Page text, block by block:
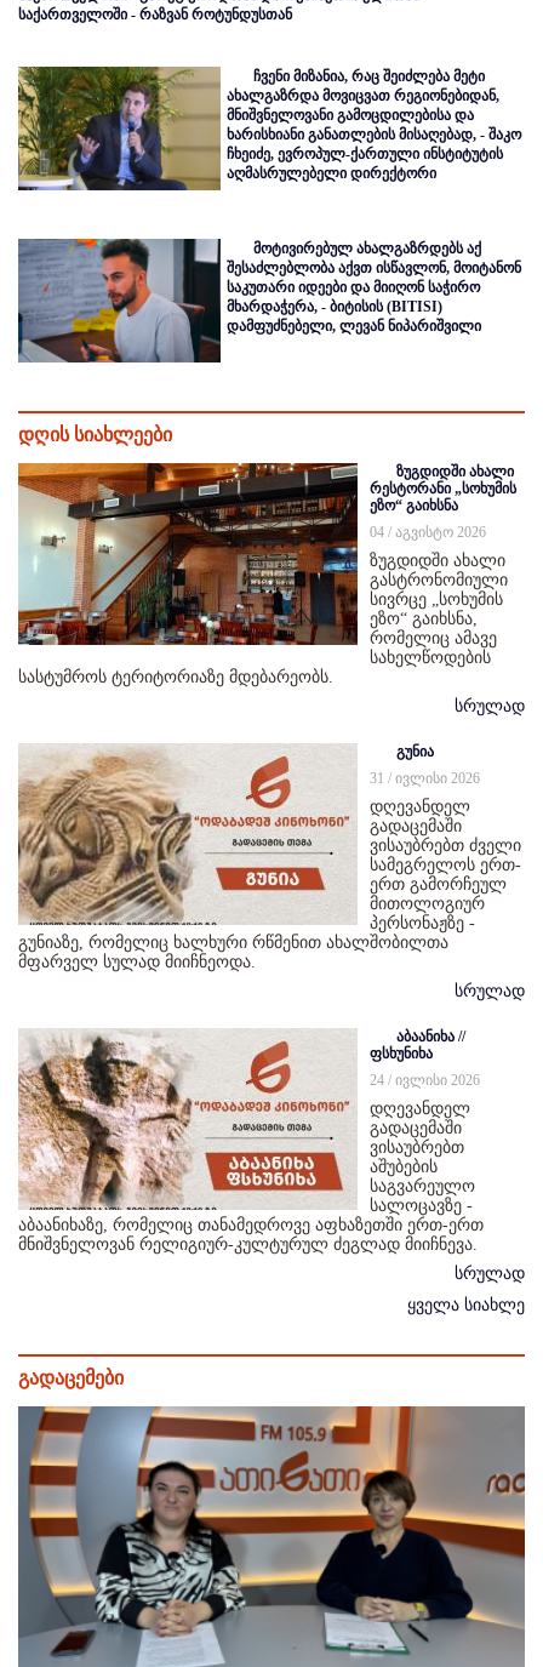
საქართველოში - რაზვან როტუნდუსთან
ჩვენი მიზანია, რაც შეიძლება მეტი
ახალგაზრდა მოვიცვათ რეგიონებიდან,
მნიშვნელოვანი გამოცდილებისა და
ხარისხიანი განათლების მისაღებად, - შაკო
ჩხეიძე, ევროპულ-ქართული ინსტიტუტის
აღმასრულებელი დირექტორი
მოტივირებულ ახალგაზრდებს აქ
შესაძლებლობა აქვთ ისწავლონ, მოიტანონ
საკუთარი იდეები და მიიღონ საჭირო
მხარდაჭერა, - ბიტისის (BITISI)
დამფუძნებელი, ლევან ნიპარიშვილი
დღის სიახლეები
ზუგდიდში ახალი
რესტორანი „სოხუმის
ეზო“ გაიხსნა
04 / აგვისტო 2026
ზუგდიდში ახალი
გასტრონომიული
სივრცე „სოხუმის
ეზო“ გაიხსნა,
რომელიც ამავე
სახელწოდების
სასტუმროს ტერიტორიაზე მდებარეობს.
სრულად
გუნია
31 / ივლისი 2026
დღევანდელ
გადაცემაში
ვისაუბრებთ ძველი
სამეგრელოს ერთ-
ერთ გამორჩეულ
მითოლოგიურ
პერსონაჟზე -
გუნიაზე, რომელიც ხალხური რწმენით ახალშობილთა
მფარველ სულად მიიჩნეოდა.
სრულად
აბაანიხა //
ფსხუნიხა
24 / ივლისი 2026
დღევანდელ
გადაცემაში
ვისაუბრებთ
აშუბების
საგვარეულო
სალოცავზე -
აბაანიხაზე, რომელიც თანამედროვე აფხაზეთში ერთ-ერთ
მნიშვნელოვან რელიგიურ-კულტურულ ძეგლად მიიჩნევა.
სრულად
ყველა სიახლე
გადაცემები